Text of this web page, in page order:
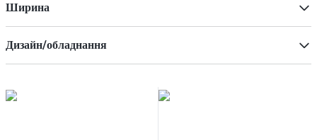
Ширина
Дизайн/обладнання